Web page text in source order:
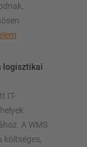
logisztikai
IT-
A WMS
költséges,